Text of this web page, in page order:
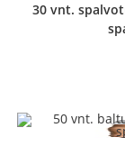
30 vnt.